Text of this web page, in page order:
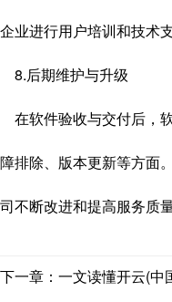
企业进行用户培训和技术支
8.后期维护与升级
在软件验收与交付后，
障排除、版本更新等方面
司不断改进和提高服务质量
下一章：一文读懂开云(中